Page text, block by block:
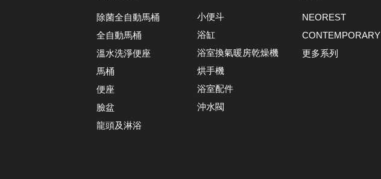
除菌全自動馬桶
全自動馬桶
溫水洗淨便座
馬桶
便座
臉盆
龍頭及淋浴
小便斗
浴缸
浴室換氣暖房乾燥機
烘手機
浴室配件
沖水閥
NEOREST
CONTEMPORARY
更多系列